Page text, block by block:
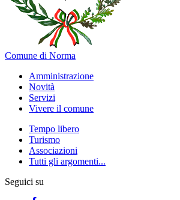
Comune di Norma
Amministrazione
Novità
Servizi
Vivere il comune
Tempo libero
Turismo
Associazioni
Tutti gli argomenti...
Seguici su